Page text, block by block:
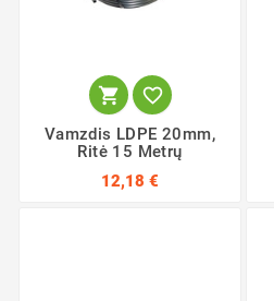
 
Vamzdis LDPE 20mm,
Ritė 15 Metrų
12,18 €